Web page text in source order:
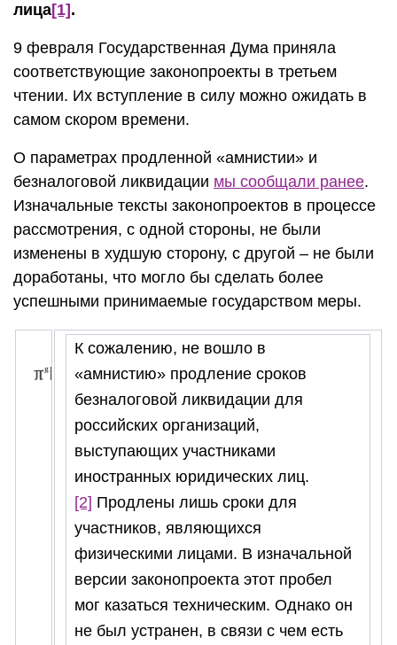
лица[1] .
9 февраля Государственная Дума приняла
соответствующие законопроекты в третьем
чтении. Их вступление в силу можно ожидать в
самом скором времени.
О параметрах продленной «амнистии» и
безналоговой ликвидации мы сообщали ранее.
Изначальные тексты законопроектов в процессе
рассмотрения, с одной стороны, не были
изменены в худшую сторону, с другой – не были
доработаны, что могло бы сделать более
успешными принимаемые государством меры.
К сожалению, не вошло в
«амнистию» продление сроков
безналоговой ликвидации для
российских организаций,
выступающих участниками
иностранных юридических лиц.
[2] Продлены лишь сроки для
участников, являющихся
физическими лицами. В изначальной
версии законопроекта этот пробел
мог казаться техническим. Однако он
не был устранен, в связи с чем есть